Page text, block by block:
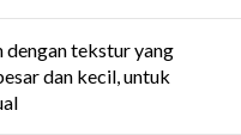
dengan tekstur yang
dan kecil, untuk